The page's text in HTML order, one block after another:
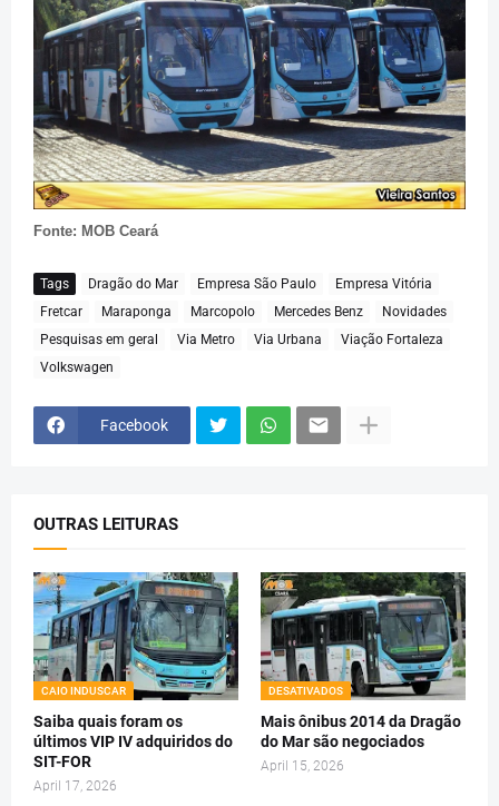
Fonte: MOB Ceará
Tags Dragão do Mar Empresa São Paulo
Empresa Vitória
Fretcar
Maraponga Marcopolo Mercedes Benz
Novidades
Pesquisas em geral
Via Metro Via Urbana
Viação Fortaleza
Volkswagen
Facebook
OUTRAS LEITURAS
CAIO INDUSCAR
Saiba quais foram os
últimos VIP IV adquiridos do
SIT-FOR
April 17, 2026
DESATIVADOS
Mais ônibus 2014 da Dragão
do Mar são negociados
April 15, 2026